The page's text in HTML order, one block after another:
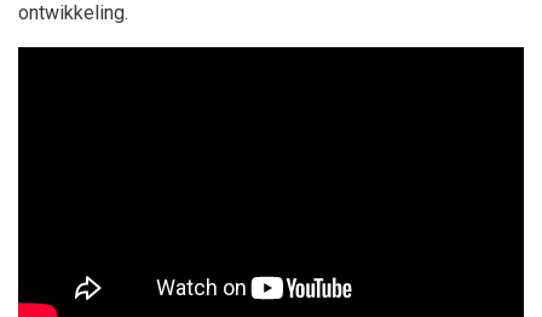
ontwikkeling.